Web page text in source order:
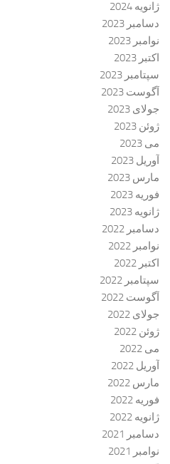
ژانویه 2024
دسامبر 2023
نوامبر 2023
اکتبر 2023
سپتامبر 2023
آگوست 2023
جولای 2023
ژوئن 2023
می 2023
آوریل 2023
مارس 2023
فوریه 2023
ژانویه 2023
دسامبر 2022
نوامبر 2022
اکتبر 2022
سپتامبر 2022
آگوست 2022
جولای 2022
ژوئن 2022
می 2022
آوریل 2022
مارس 2022
فوریه 2022
ژانویه 2022
دسامبر 2021
نوامبر 2021